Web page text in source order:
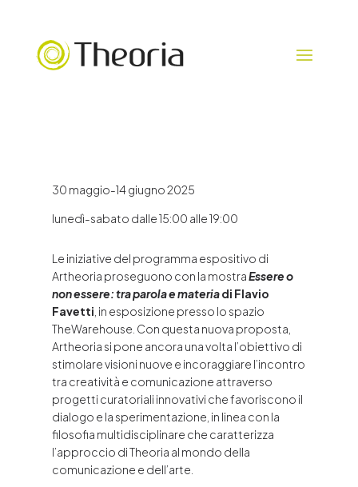
30 maggio-14 giugno 2025
lunedì-sabato dalle 15:00 alle 19:00
Le iniziative del programma espositivo di
Artheoria proseguono con la mostraEssere o
non essere: tra parola e materiadi Flavio
Favetti , in esposizione presso lo spazio
TheWarehouse. Con questa nuova proposta,
Artheoria si pone ancora una volta l’obiettivo di
stimolare visioni nuove e incoraggiare l’incontro
tra creatività e comunicazione attraverso
progetti curatoriali innovativi che favoriscono il
dialogo e la sperimentazione, in linea con la
filosofia multidisciplinare che caratterizza
l’approccio di Theoria al mondo della
comunicazione e dell’arte.